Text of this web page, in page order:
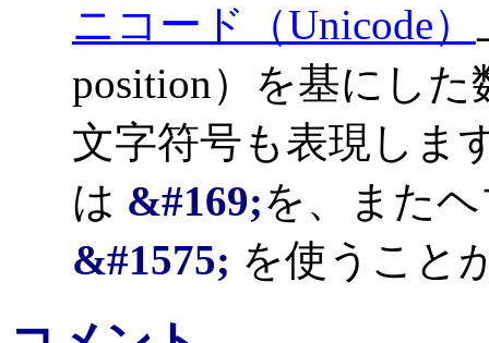
ニコード（Unicode）
position）を基にし
文字符号も表現しま
は &#169;を、また
&#1575; を使うこと